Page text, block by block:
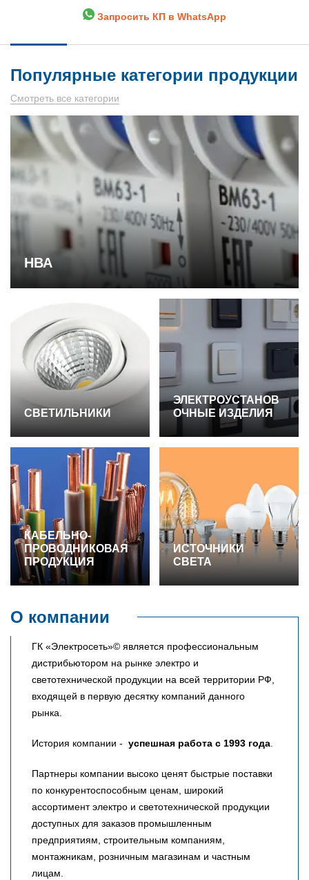
Запросить КП в WhatsApp
Популярные категории продукции
Смотреть все категории
НВА
СВЕТИЛЬНИКИ
ЭЛЕКТРОУСТАНОВ
ОЧНЫЕ ИЗДЕЛИЯ
КАБЕЛЬНО-
ПРОВОДНИКОВАЯ
ПРОДУКЦИЯ
ИСТОЧНИКИ
СВЕТА
О компании
ГК «Электросеть»© является профессиональным
дистрибьютором на рынке электро и
светотехнической продукции на всей территории РФ,
входящей в первую десятку компаний данного
рынка.
История компании - успешная работа с 1993 года.
Партнеры компании высоко ценят быстрые поставки
по конкурентоспособным ценам, широкий
ассортимент электро и светотехнической продукции
доступных для заказов промышленным
предприятиям, строительным компаниям,
монтажникам, розничным магазинам и частным
лицам.